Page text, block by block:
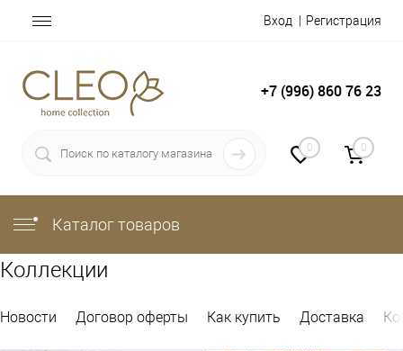
Вход Регистрация
+7 (996) 860 76 23
0 0
Каталог товаров
Коллекции
Новости Договор оферты Как купить Доставка